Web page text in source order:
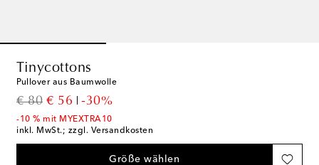
Tinycottons
Pullover aus Baumwolle
€ 80
original price
€ 56
discount price
-30%
-10 % mit MYEXTRA10
inkl. MwSt.; zzgl. Versandkosten
Größe wählen